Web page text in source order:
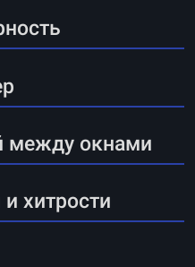
между окнами
хитрости